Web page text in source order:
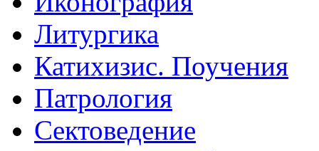
Литургика
Катихизис. Поучения
Патрология
Сектоведение